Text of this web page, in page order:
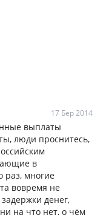
17 Бер 2014
выплаты
люди проснитесь,
в
раз, многие
вовремя не
денег,
на что нет, о чём